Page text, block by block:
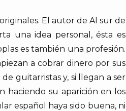
El autor de Al sur de
una idea personal, ésta es
es también una profesión.
a cobrar dinero por sus
guitarristas y, si llegan a ser
haciendo su aparición en los
español haya sido buena, ni